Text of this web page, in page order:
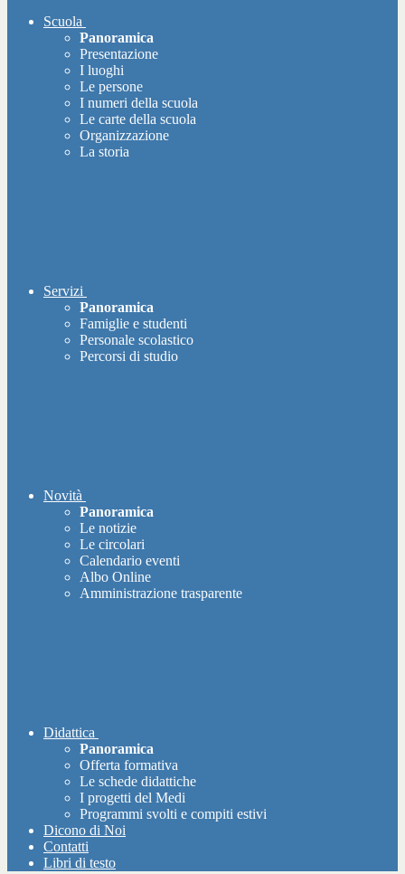
Scuola
Panoramica
Presentazione
I luoghi
Le persone
I numeri della scuola
Le carte della scuola
Organizzazione
La storia
Servizi
Panoramica
Famiglie e studenti
Personale scolastico
Percorsi di studio
Novità
Panoramica
Le notizie
Le circolari
Calendario eventi
Albo Online
Amministrazione trasparente
Didattica
Panoramica
Offerta formativa
Le schede didattiche
I progetti del Medi
Programmi svolti e compiti estivi
Dicono di Noi
Contatti
Libri di testo